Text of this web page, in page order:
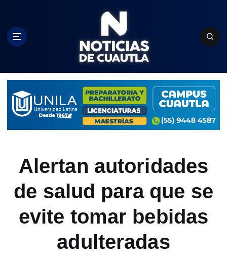
c
Alertan autoridades
de salud para que se
evite tomar bebidas
adulteradas